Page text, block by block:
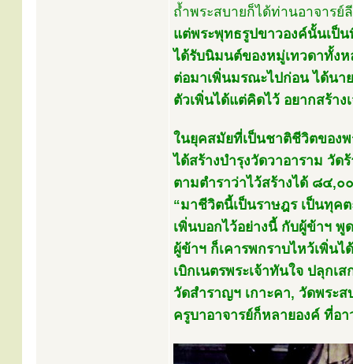
ถ้ำพระสบายก็ได้ท่านอาจาร
แต่พระพุทธรูปขาวองค์นั้นเป็
ได้รับนิมนต์ของหมู่เทวดาทั้งห
ต่อมาเพิ่นมรณะไปก่อน ได้นา
ตัวเพิ่นได้แต่คิดไว้ อยากสร้าง
ในยุคสมัยที่เป็นชาติชีวิตของพ
ได้สร้างบำรุงวัดวาอาราม วัด
ตามตำราว่าไว้สร้างได้ ๘๔,๐
“มาชีวิตนี้เป็นราษฎร เป็นทุค
เพิ่นบอกไว้อย่างนี้ กับผู้ข้าฯ
ผู้ข้าฯ ก็เคารพกราบไหว้เพิ่น
เบิกเนตรพระเจ้าทันใจ ปลุกเ
วัดสำราญฯ เกาะคา, วัดพระ
ครูบาอาจารย์ก็หลายองค์ ที่อ